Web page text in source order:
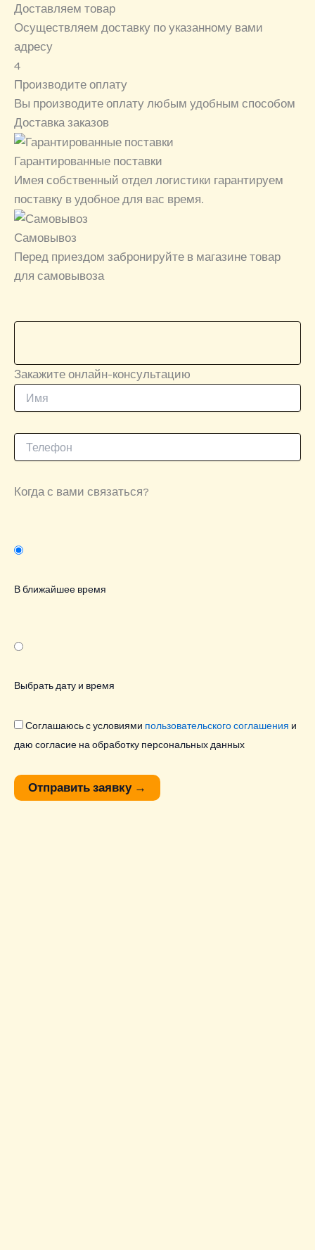
Доставляем товар
Осуществляем доставку по указанному вами
адресу
4
Производите оплату
Вы производите оплату любым удобным способом
Доставка заказов
Гарантированные поставки
Имея собственный отдел логистики гарантируем
поставку в удобное для вас время.
Самовывоз
Перед приездом забронируйте в магазине товар
для самовывоза
Закажите онлайн-консультацию
Когда с вами связаться?
В ближайшее время
Выбрать дату и время
Соглашаюсь с условиями пользовательского соглашения и
даю согласие на обработку персональных данных
Отправить заявку →